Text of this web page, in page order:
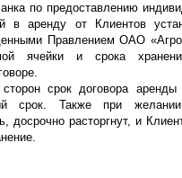
по предоставлению
в аренду от Клиентов
Правлением ОАО
ячейки и срока
срок договора аренды
срок. Также при желании
расторгнут, и